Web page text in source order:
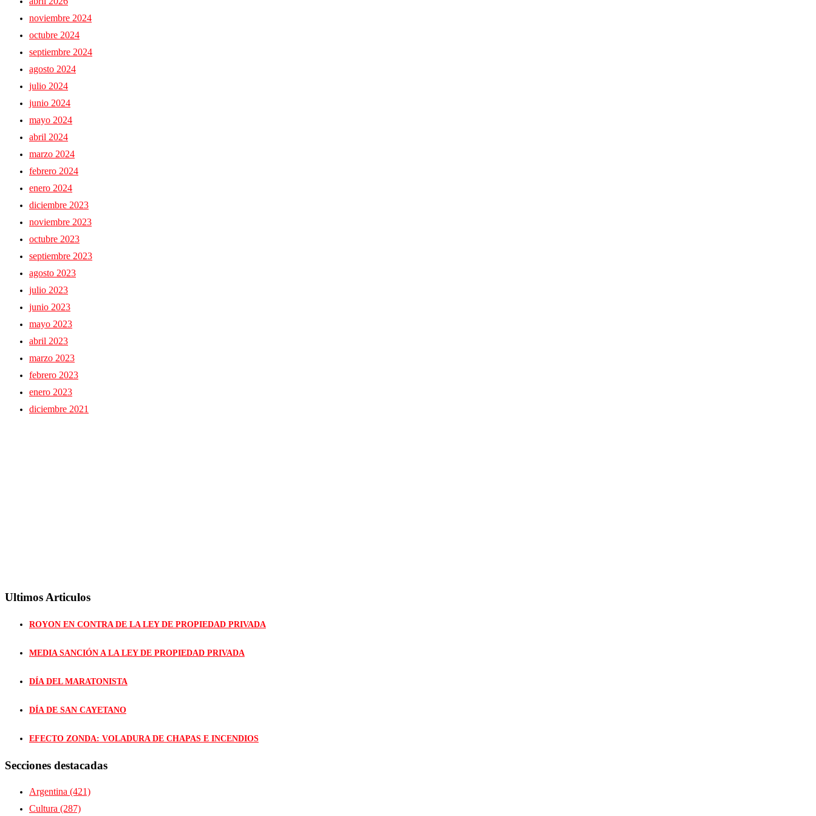
noviembre 2024
octubre 2024
septiembre 2024
agosto 2024
julio 2024
junio 2024
mayo 2024
abril 2024
marzo 2024
febrero 2024
enero 2024
diciembre 2023
noviembre 2023
octubre 2023
septiembre 2023
agosto 2023
julio 2023
junio 2023
mayo 2023
abril 2023
marzo 2023
febrero 2023
enero 2023
diciembre 2021
Ultimos Articulos
ROYON EN CONTRA DE LA LEY DE PROPIEDAD PRIVADA
MEDIA SANCIÓN A LA LEY DE PROPIEDAD PRIVADA
DÍA DEL MARATONISTA
DÍA DE SAN CAYETANO
EFECTO ZONDA: VOLADURA DE CHAPAS E INCENDIOS
Secciones destacadas
Argentina (421)
Cultura (287)